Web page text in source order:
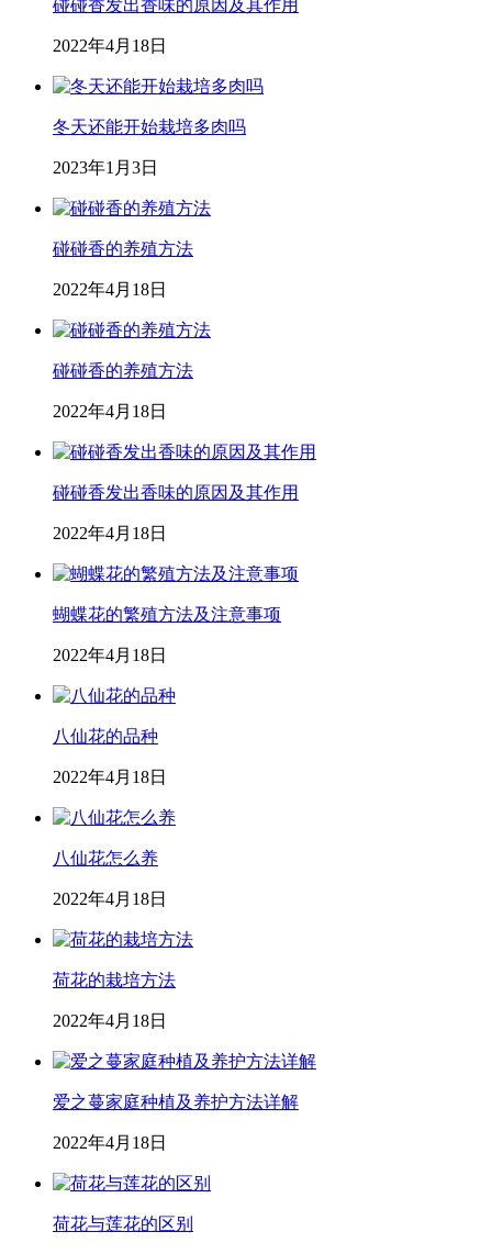
碰碰香发出香味的原因及其作用
2022年4月18日
冬天还能开始栽培多肉吗
2023年1月3日
碰碰香的养殖方法
2022年4月18日
碰碰香的养殖方法
2022年4月18日
碰碰香发出香味的原因及其作用
2022年4月18日
蝴蝶花的繁殖方法及注意事项
2022年4月18日
八仙花的品种
2022年4月18日
八仙花怎么养
2022年4月18日
荷花的栽培方法
2022年4月18日
爱之蔓家庭种植及养护方法详解
2022年4月18日
荷花与莲花的区别